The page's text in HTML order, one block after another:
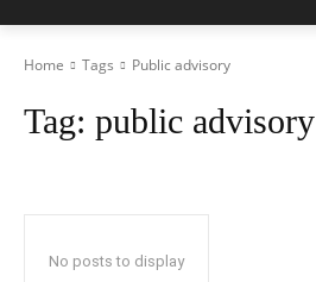
Home Tags Public advisory
Tag: public advisory
No posts to display